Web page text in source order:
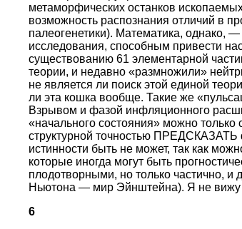
метаморфических останков
возможность распознания отличий в
палеогенетики). Математика, однако,
исследования, способным привести
существованию 61 элементарной
теории, и недавно «размножили»
не является ли поиск этой единой
ли эта кошка вообще. Такие же
Взрывом и фазой инфляционного
«начального состояния» можно
структурной точностью ПРЕДСКАЗАТЬ
истинности быть не может, так как
которые иногда могут быть
плодотворными, но только частично,
Ньютона — мир Эйнштейна). Я не вижу
6